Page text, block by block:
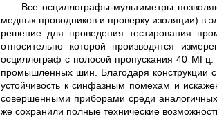
Все осциллографы-мультиметры
медных проводников и проверку изоляции) в
решение для проведения тестирования
относительно которой производятся
осциллограф с полосой пропускания 40
промышленных шин. Благодаря конструкции
устойчивость к синфазным помехам и
совершенными приборами среди
же сохранили полные технические